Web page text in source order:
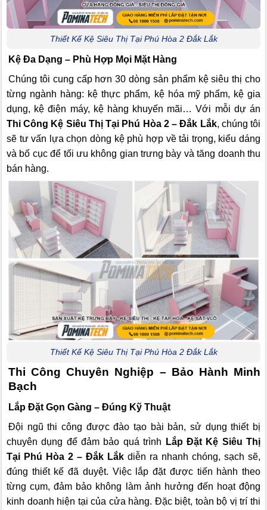
Thiết Kế Kệ Siêu Thị Tại Phú Hòa 2 Đắk Lắk
Kệ Đa Dạng – Phù Hợp Mọi Mặt Hàng
Chúng tôi cung cấp hơn 30 dòng sản phẩm kệ siêu thị cho
từng ngành hàng: kệ thực phẩm, kệ hóa mỹ phẩm, kệ gia
dụng, kệ điện máy, kệ hàng khuyến mãi… Với mỗi dự án
Thi Công Kệ Siêu Thị Tại Phú Hòa 2 – Đắk Lắk, chúng tôi
sẽ tư vấn lựa chọn dòng kệ phù hợp về tải trọng, kiểu dáng
và bố cục để tối ưu không gian trưng bày và tăng doanh thu
bán hàng.
Thiết Kế Kệ Siêu Thị Tại Phú Hòa 2 Đắk Lắk
Thi Công Chuyên Nghiệp – Bảo Hành Minh
Bạch
Lắp Đặt Gọn Gàng – Đúng Kỹ Thuật
Đội ngũ thi công được đào tạo bài bản, sử dụng thiết bị
chuyên dụng để đảm bảo quá trình
Lắp Đặt Kệ Siêu Thị
Tại Phú Hòa 2 – Đắk Lắk diễn ra nhanh chóng, sạch sẽ,
đúng thiết kế đã duyệt. Việc lắp đặt được tiến hành theo
từng cụm, đảm bảo không làm ảnh hưởng đến hoạt động
kinh doanh hiện tại của cửa hàng. Đặc biệt, toàn bộ vị trí thi